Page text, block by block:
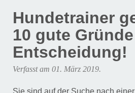
Hundetrainer
10 gute
Entscheidung!
Verfasst am 01. März 2019.
Sie sind auf der Suche nach